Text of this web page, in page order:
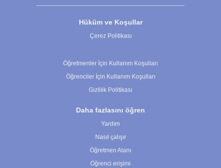
Hüküm ve Koşullar
Çerez Politikası
Öğretmenler İçin Kullanım Koşulları
Öğrenciler İçin Kullanım Koşulları
Gizlilik Politikası
Daha fazlasını öğren
Yardım
Nasıl çalışır
Öğretmen Alanı
Öğrenci erişimi